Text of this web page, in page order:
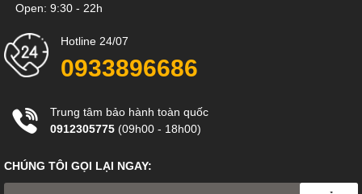
Có sẵn 21 mẫu Ghế Óc Chó đa dạng có đủ mẫu mã: Ghế mặt
gỗ, ghế mặt da, ghế mặt vải ...Bạn có thể lựa chọn tuỳ ý theo nhu
Open: 9:30 - 22h
Hotline 24/07
0933896686
Trung tâm bảo hành toàn quốc
0912305775 (09h00 - 18h00)
CHÚNG TÔI GỌI LẠI NGAY: